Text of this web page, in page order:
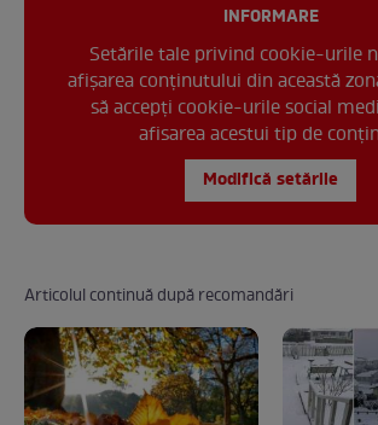
INFORMARE
Setările tale privind cookie-urile
afișarea conținutului din această
să accepți cookie-urile social
afisarea acestui tip de
Modifică setările
Articolul continuă după recomandări